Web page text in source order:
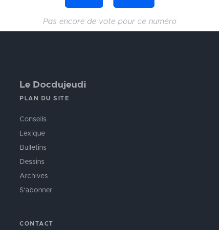
Pas encore de vote pour ce numéro
Le Docdujeudi
PLAN DU SITE
Conseils
Lexique
Bulletins
Dessins
Archives
S'abonner
CONTACT